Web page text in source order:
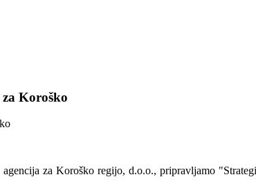
Koroško
za Koroško regijo, d.o.o., pripravljamo